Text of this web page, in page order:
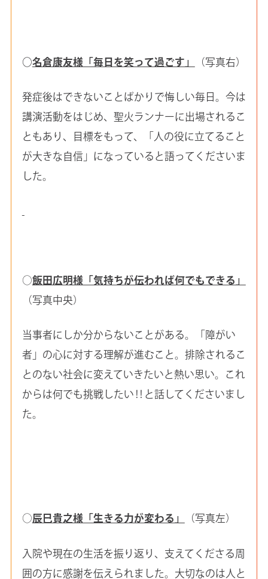
○名倉康友様「毎日を笑って過ごす」 （写真右）
発症後はできないことばかりで悔しい毎日。今は
講演活動をはじめ、聖火ランナーに出場されるこ
ともあり、目標をもって、「人の役に立てること
が大きな自信」になっていると語ってくださいま
した。
○飯田広明様「気持ちが伝われば何でもできる」
（写真中央）
当事者にしか分からないことがある。「障がい
者」の心に対する理解が進むこと。排除されるこ
とのない社会に変えていきたいと熱い思い。これ
からは何でも挑戦したい‼と話してくださいまし
た。
○辰巳貴之様「生きる力が変わる」 （写真左）
入院や現在の生活を振り返り、支えてくださる周
囲の方に感謝を伝えられました。大切なのは人と